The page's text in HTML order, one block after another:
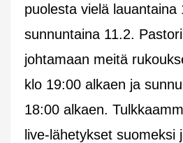
puolesta vielä lauantaina
sunnuntaina 11.2.
johtamaan meitä
klo 19:00 alkaen ja
18:00 alkaen.
live-lähetykset suomeksi